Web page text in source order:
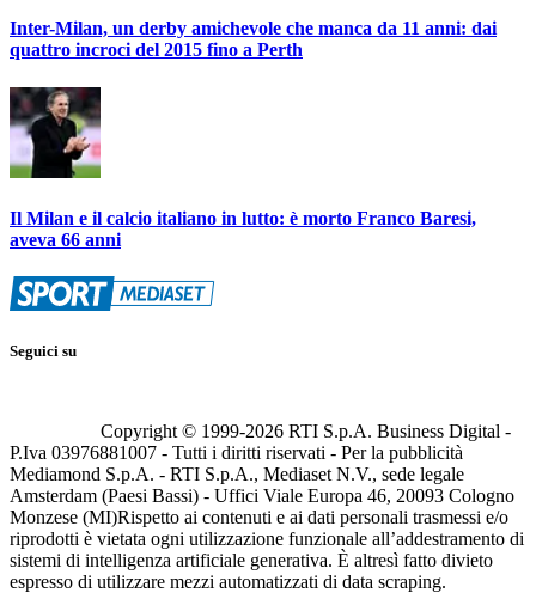
Inter-Milan, un derby amichevole che manca da 11 anni: dai
quattro incroci del 2015 fino a Perth
Il Milan e il calcio italiano in lutto: è morto Franco Baresi,
aveva 66 anni
Seguici su
Copyright © 1999-2026 RTI S.p.A. Business Digital -
P.Iva 03976881007 - Tutti i diritti riservati - Per la pubblicità
Mediamond S.p.A. - RTI S.p.A., Mediaset N.V., sede legale
Amsterdam (Paesi Bassi) - Uffici Viale Europa 46, 20093 Cologno
Monzese (MI)Rispetto ai contenuti e ai dati personali trasmessi e/o
riprodotti è vietata ogni utilizzazione funzionale all’addestramento di
sistemi di intelligenza artificiale generativa. È altresì fatto divieto
espresso di utilizzare mezzi automatizzati di data scraping.